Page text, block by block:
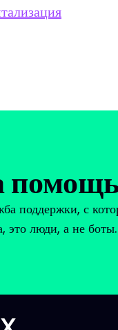
поддержки, с
это люди, а не боты.